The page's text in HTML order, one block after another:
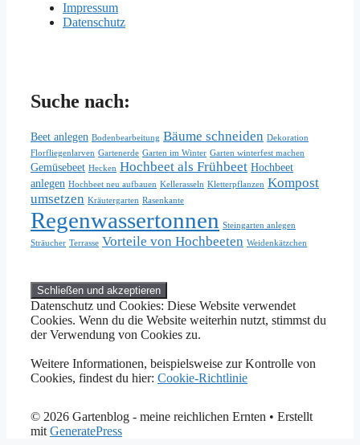
Impressum
Datenschutz
Suche nach:
Beet anlegen Bodenbearbeitung Bäume schneiden Dekoration
Florfliegenlarven Gartenerde Garten im Winter Garten winterfest machen
Gemüsebeet Hecken Hochbeet als Frühbeet Hochbeet
anlegen Hochbeet neu aufbauen Kellerasseln Kletterpflanzen Kompost
umsetzen Kräutergarten Rasenkante
Regenwassertonnen Steingarten anlegen
Sträucher Terrasse Vorteile von Hochbeeten Weidenkätzchen
Datenschutz und Cookies: Diese Website verwendet
Cookies. Wenn du die Website weiterhin nutzt, stimmst du
der Verwendung von Cookies zu.
Weitere Informationen, beispielsweise zur Kontrolle von
Cookies, findest du hier: Cookie-Richtlinie
© 2026 Gartenblog - meine reichlichen Ernten • Erstellt
mit GeneratePress